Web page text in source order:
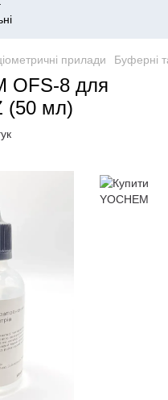
прилади Буферні
OFS-8 для
(50 мл)